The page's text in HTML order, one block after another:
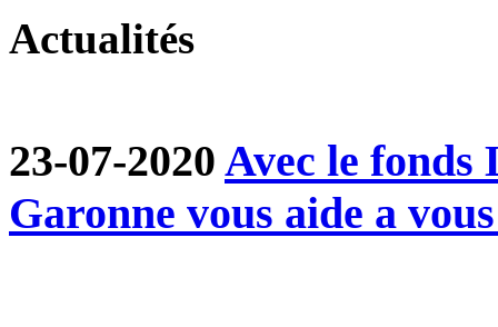
Actualités
23-07-2020 Avec le
Garonne vous aide a